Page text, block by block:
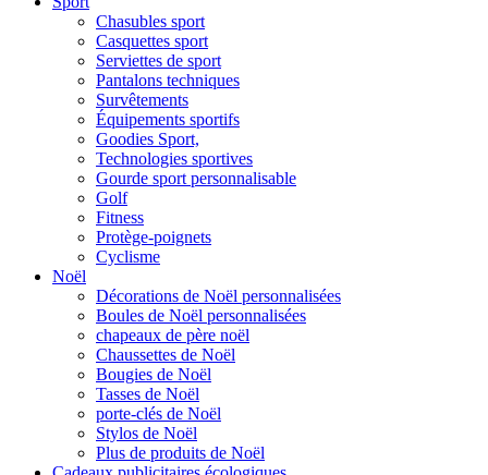
Chasubles sport
Casquettes sport
Serviettes de sport
Pantalons techniques
Survêtements
Équipements sportifs
Goodies Sport,
Technologies sportives
Gourde sport personnalisable
Golf
Fitness
Protège-poignets
Cyclisme
Noël
Décorations de Noël personnalisées
Boules de Noël personnalisées
chapeaux de père noël
Chaussettes de Noël
Bougies de Noël
Tasses de Noël
porte-clés de Noël
Stylos de Noël
Plus de produits de Noël